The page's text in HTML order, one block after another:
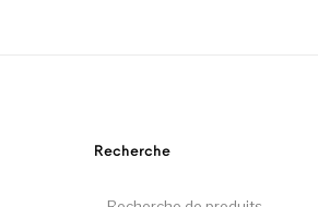
Recherche